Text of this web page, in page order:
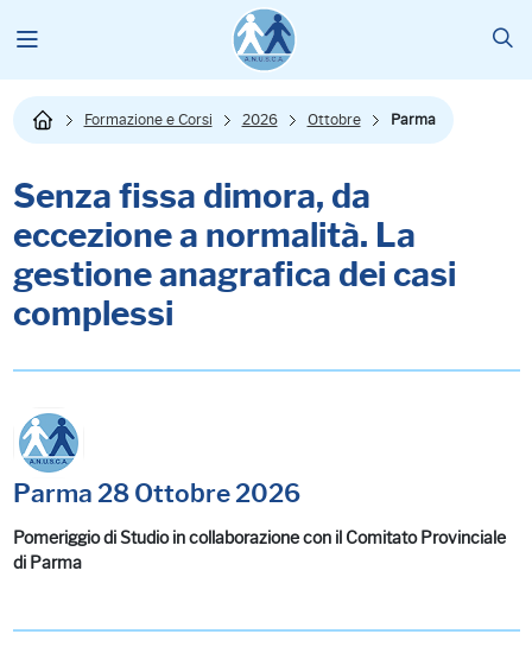
Formazione e Corsi 2026 Ottobre Parma
Senza fissa dimora, da
eccezione a normalità. La
gestione anagrafica dei casi
complessi
Parma 28 Ottobre 2026
Pomeriggio di Studio in collaborazione con il Comitato Provinciale
di Parma